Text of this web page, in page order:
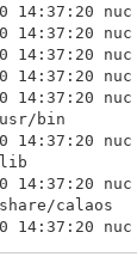
14:37:20
14:37:20
14:37:20
14:37:20
14:37:20
bin
14:37:20
14:37:20
calaos
14:37:20